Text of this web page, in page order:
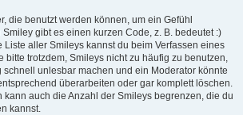
die benutzt werden können, um ein Gefühl
gibt es einen kurzen Code, z. B. bedeutet :)
Liste aller Smileys kannst du beim Verfassen eines
bitte trotzdem, Smileys nicht zu häufig zu benutzen,
unlesbar machen und ein Moderator könnte
überarbeiten oder gar komplett löschen.
kann auch die Anzahl der Smileys begrenzen, die du
kannst.